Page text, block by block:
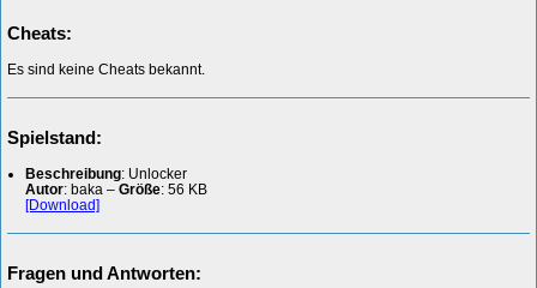
Cheats:
Es sind keine Cheats bekannt.
Spielstand:
Beschreibung: Unlocker
Autor: baka – Größe: 56 KB
[Download]
Fragen und Antworten: